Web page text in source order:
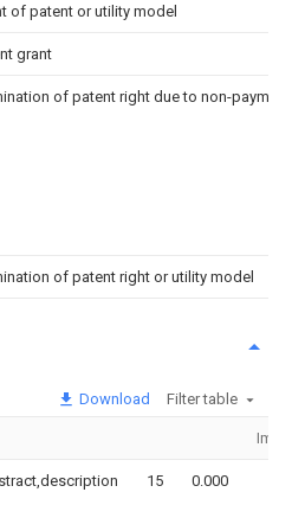
of patent or utility model
grant
of patent right due to non-
of patent right or utility model
Download Filter table
15 0.000